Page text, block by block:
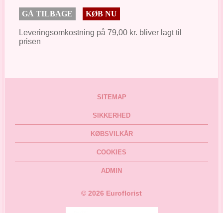
GÅ TILBAGE KØB NU
Leveringsomkostning på 79,00 kr. bliver lagt til
prisen
© 2026 Euroflorist
SITEMAP
SIKKERHED
KØBSVILKÅR
COOKIES
ADMIN